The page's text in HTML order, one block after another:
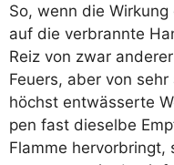
So, wenn die
auf die ver­brann­te
Reiz von zwar
Feu­ers, aber von
höchst ent­wäs­ser­te
pen fast die­sel­be
Flam­me